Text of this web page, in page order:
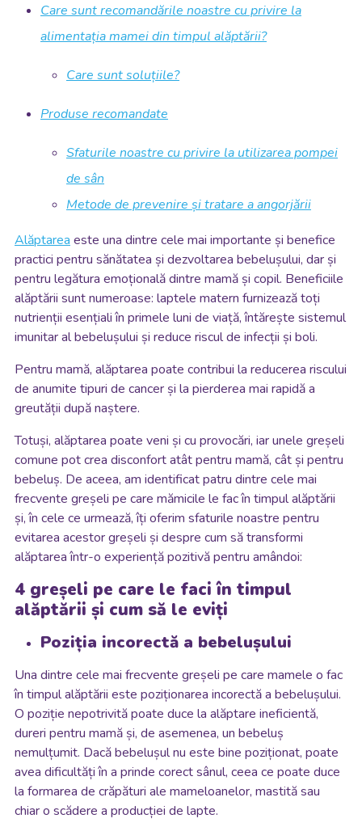
Care sunt recomandările noastre cu privire la
alimentația mamei din timpul alăptării?
Care sunt soluțiile?
Produse recomandate
Sfaturile noastre cu privire la utilizarea pompei
de sân
Metode de prevenire și tratare a angorjării
Alăptarea este una dintre cele mai importante și benefice
practici pentru sănătatea și dezvoltarea bebelușului, dar și
pentru legătura emoțională dintre mamă și copil. Beneficiile
alăptării sunt numeroase: laptele matern furnizează toți
nutrienții esențiali în primele luni de viață, întărește sistemul
imunitar al bebelușului și reduce riscul de infecții și boli.
Pentru mamă, alăptarea poate contribui la reducerea riscului
de anumite tipuri de cancer și la pierderea mai rapidă a
greutății după naștere.
Totuși, alăptarea poate veni și cu provocări, iar unele greșeli
comune pot crea disconfort atât pentru mamă, cât și pentru
bebeluș. De aceea, am identificat patru dintre cele mai
frecvente greșeli pe care mămicile le fac în timpul alăptării
și, în cele ce urmează, îți oferim sfaturile noastre pentru
evitarea acestor greșeli și despre cum să transformi
alăptarea într-o experiență pozitivă pentru amândoi:
4 greșeli pe care le faci în timpul
alăptării și cum să le eviți
Poziția incorectă a bebelușului
Una dintre cele mai frecvente greșeli pe care mamele o fac
în timpul alăptării este poziționarea incorectă a bebelușului.
O poziție nepotrivită poate duce la alăptare ineficientă,
dureri pentru mamă și, de asemenea, un bebeluș
nemulțumit. Dacă bebelușul nu este bine poziționat, poate
avea dificultăți în a prinde corect sânul, ceea ce poate duce
la formarea de crăpături ale mameloanelor, mastită sau
chiar o scădere a producției de lapte.